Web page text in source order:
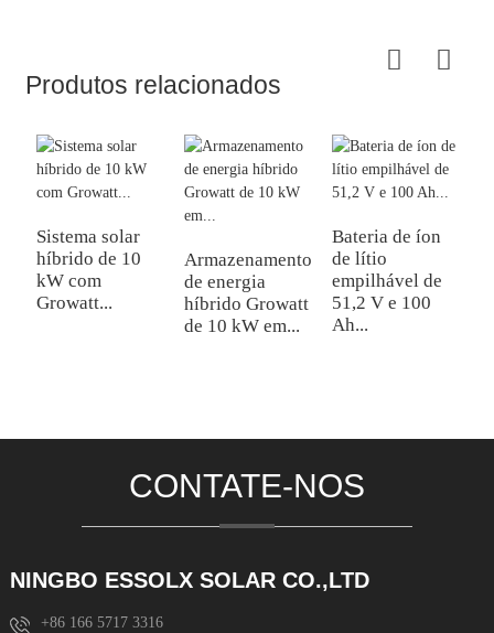
Produtos relacionados
Sistema solar
híbrido de 10
kW com
Growatt...
Armazenamento
de energia
híbrido Growatt
de 10 kW em...
Bateria de íon
de lítio
empilhável de
51,2 V e 100
Ah...
CONTATE-NOS
NINGBO ESSOLX SOLAR CO.,LTD
+86 166 5717 3316